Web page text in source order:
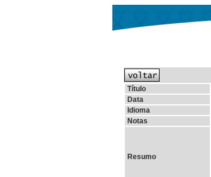
Título
Data
Idioma
Notas
Resumo